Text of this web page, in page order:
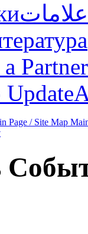
علامات
Partner
Page / Site Map